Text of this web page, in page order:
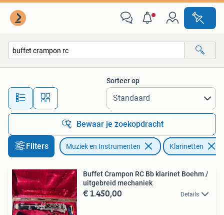
Alle afstanden…
Sorteer op
Bewaar je zoekopdracht
Filters Muziek en Instrumenten Klarinetten
Buffet Crampon RC Bb klarinet Boehm /
uitgebreid mechaniek
€ 1.450,00 Details